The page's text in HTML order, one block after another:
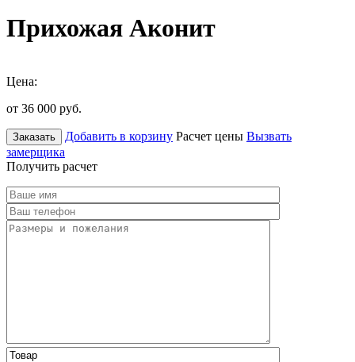
Прихожая Аконит
Цена:
от 36 000 руб.
Заказать Добавить в корзину Расчет цены Вызвать
замерщика
Получить расчет